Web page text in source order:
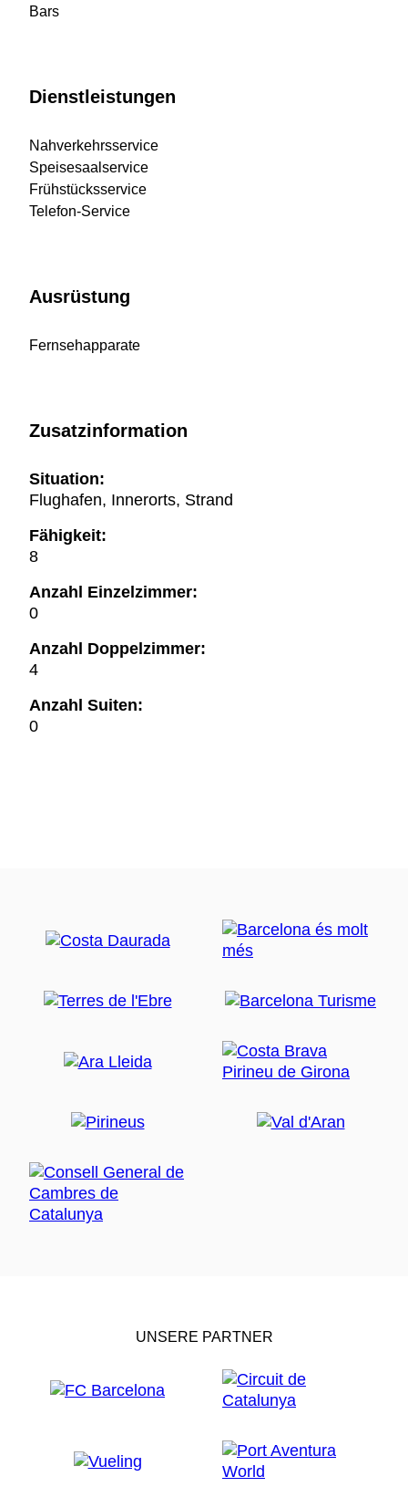
Bars
Dienstleistungen
Nahverkehrsservice
Speisesaalservice
Frühstücksservice
Telefon-Service
Ausrüstung
Fernsehapparate
Zusatzinformation
Situation:
Flughafen, Innerorts, Strand
Fähigkeit:
8
Anzahl Einzelzimmer:
0
Anzahl Doppelzimmer:
4
Anzahl Suiten:
0
UNSERE PARTNER